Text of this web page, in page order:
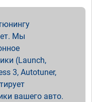
Мы
(Launch,
3, Autotuner,
вашего авто.